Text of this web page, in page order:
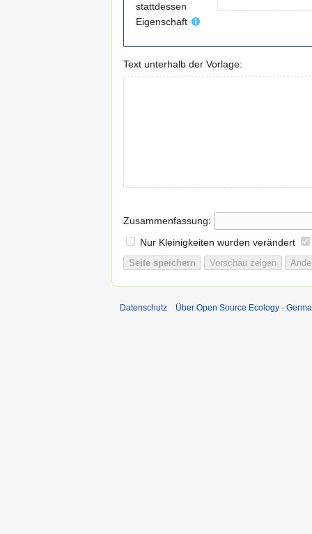
stattdessen
Eigenschaft
Text unterhalb der Vorlage:
Zusammenfassung:
Nur Kleinigkeiten wurden verändert
Datenschutz Über Open Source Ecology -